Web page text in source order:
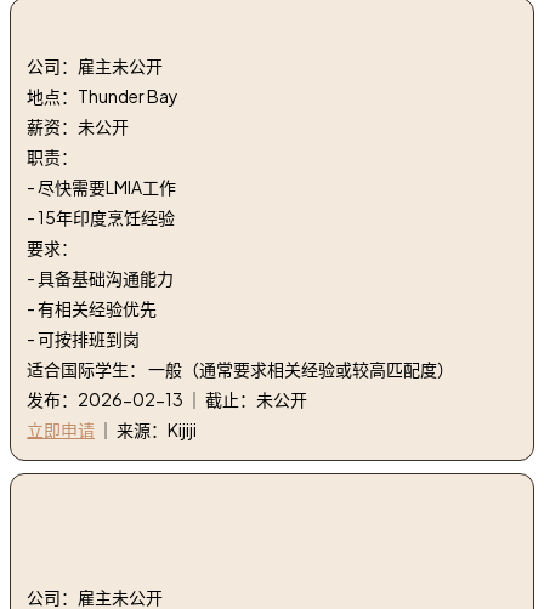
公司：雇主未公开
地点：Thunder Bay
薪资：未公开
职责：
- 尽快需要LMIA工作
- 15年印度烹饪经验
要求：
- 具备基础沟通能力
- 有相关经验优先
- 可按排班到岗
适合国际学生： 一般（通常要求相关经验或较高匹配度）
发布：2026-02-13 ｜ 截止：未公开
立即申请 ｜ 来源：Kijiji
公司：雇主未公开